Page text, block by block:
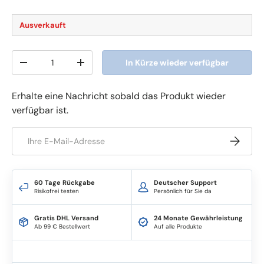
Ausverkauft
-
+ In Kürze wieder verfügbar
Erhalte eine Nachricht sobald das Produkt wieder
verfügbar ist.
60 Tage Rückgabe
Risikofrei testen
Deutscher Support
Persönlich für Sie da
Gratis DHL Versand
Ab 99 € Bestellwert
24 Monate Gewährleistung
Auf alle Produkte